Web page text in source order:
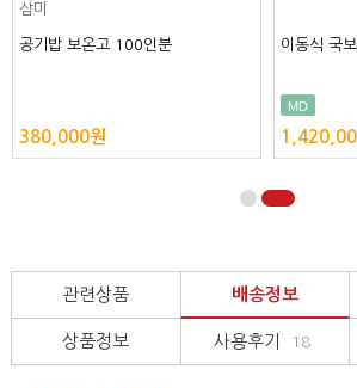
전기식 600 공기밥 보온고 50인분
관련상품 배송정보
상품정보 사용후기 18